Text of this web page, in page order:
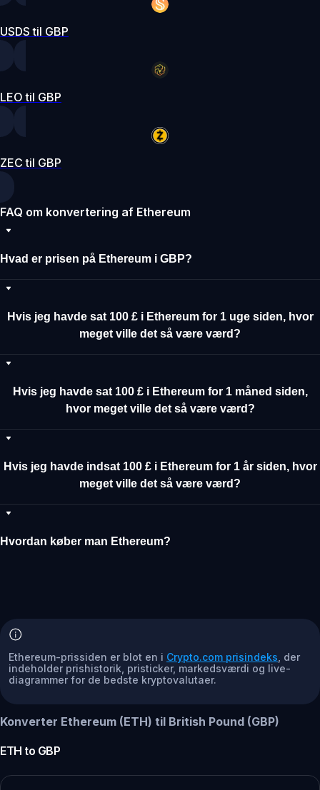
USDS til GBP
LEO til GBP
ZEC til GBP
FAQ om konvertering af Ethereum
Hvad er prisen på Ethereum i GBP?
Hvis jeg havde sat 100 £ i Ethereum for 1 uge siden, hvor
meget ville det så være værd?
Hvis jeg havde sat 100 £ i Ethereum for 1 måned siden,
hvor meget ville det så være værd?
Hvis jeg havde indsat 100 £ i Ethereum for 1 år siden, hvor
meget ville det så være værd?
Hvordan køber man Ethereum?
Ethereum-prissiden er blot en i Crypto.com prisindeks , der
indeholder prishistorik, pristicker, markedsværdi og live-
diagrammer for de bedste kryptovalutaer.
Konverter Ethereum (ETH) til British Pound (GBP)
ETH to GBP